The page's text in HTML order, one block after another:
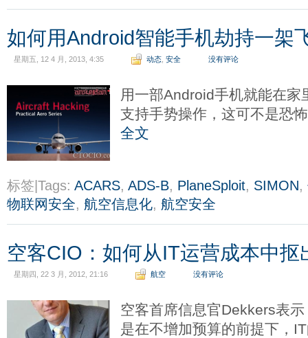
如何用Android智能手机劫持一架
星期五, 12 4 月, 2013, 4:35 动态 安全 没有评论
用一部Android手机就能在家
支持手势操作，这可不是恐
全文
标签|Tags: ACARS, ADS-B, PlaneSploit, SIMON,
物联网安全, 航空信息化, 航空安全
空客CIO：如何从IT运营成本中抠
星期四, 22 3 月, 2012, 21:16 航空 没有评论
空客首席信息官Dekkers表
是在不增加预算的前提下，